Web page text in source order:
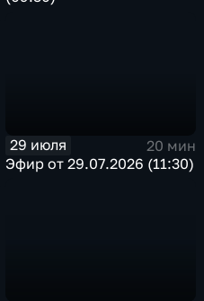
29 июля
20 мин
Эфир от 29.07.2026 (11:30)